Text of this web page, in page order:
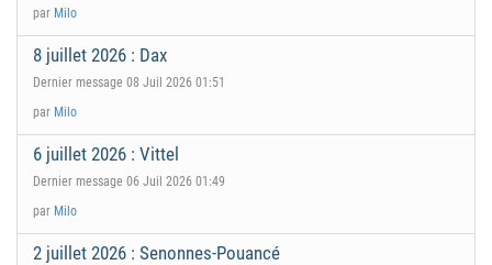
par Milo
8 juillet 2026 : Dax
Dernier message 08 Juil 2026 01:51
par Milo
6 juillet 2026 : Vittel
Dernier message 06 Juil 2026 01:49
par Milo
2 juillet 2026 : Senonnes-Pouancé